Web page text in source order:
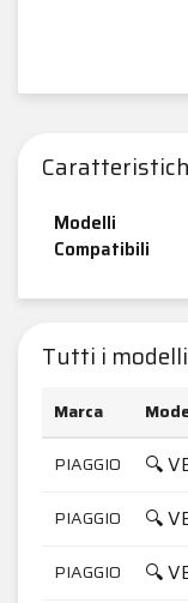
Modelli
Compatibili
Tutti i
Marca
PIAGGIO
🔍
PIAGGIO 🔍
PIAGGIO 🔍